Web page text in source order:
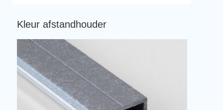
Kleur afstandhouder